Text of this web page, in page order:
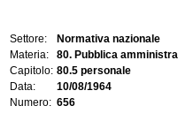
Settore:
Normativa nazionale
Materia:
80. Pubblica
Capitolo: 80.5 personale
Data:
10/08/1964
Numero: 656